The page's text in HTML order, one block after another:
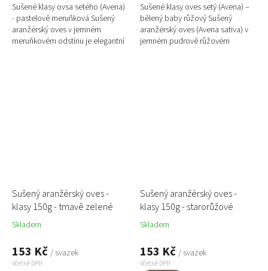
Sušené klasy ovsa setého (Avena)
- pastelově meruňková Sušený
aranžérský oves v jemném
meruňkovém odstínu je elegantní
Sušené klasy oves setý (Avena) –
bělený baby růžový Sušený
aranžérský oves (Avena sativa) v
jemném pudrově růžovém
Sušený aranžérský oves -
klasy 150g - tmavě zelené
Skladem
153 Kč / svazek
Včetně DPH
Sušený aranžérský oves -
klasy 150g - starorůžové
Skladem
153 Kč / svazek
Včetně DPH